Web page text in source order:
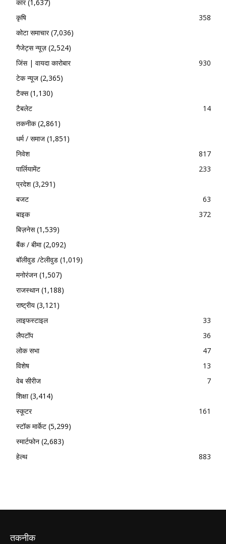
कार(1,637)
कृषि
358
कोटा समाचार(7,036)
गैजेट्स न्यूज़ (2,524)
जिंस | वायदा कारोबार
930
टेक न्यूज (2,365)
टैक्स(1,130)
टैबलेट
14
तकनीक(2,861)
धर्म / समाज (1,851)
निवेश
817
पार्लियामेंट
233
प्रदेश(3,291)
बजट
63
बाइक
372
बिज़नेस(1,539)
बैंक / बीमा(2,092)
बॉलीवुड /टेलीवुड (1,019)
मनोरंजन (1,507)
राजस्थान (1,188)
राष्ट्रीय (3,121)
लाइफस्टाइल
33
लैपटॉप
36
लोक सभा
47
विशेष
13
वेब सीरीज
7
शिक्षा(3,414)
स्कूटर
161
स्टॉक मार्केट (5,299)
स्मार्टफोन (2,683)
हेल्थ
883
तकनीक